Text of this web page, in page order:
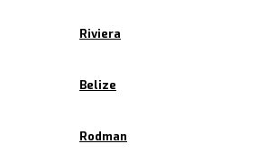
Riviera
Belize
Rodman